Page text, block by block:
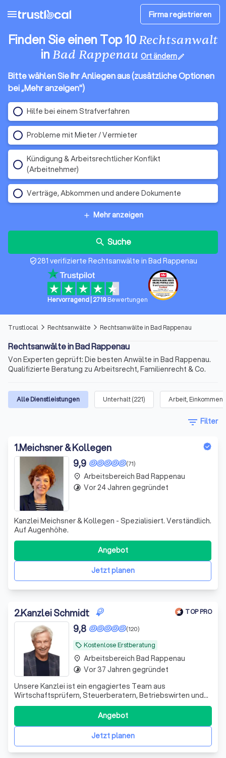
menu Firma registrieren
Finden Sie einen Top 10Rechtsanwalt
inBad Rappenau Ort ändernedit
Bitte wählen Sie Ihr Anliegen aus (zusätzliche Optionen
bei „Mehr anzeigen")
Hilfe bei einem Strafverfahren
Probleme mit Mieter / Vermieter
Kündigung & Arbeitsrechtlicher Konflikt
(Arbeitnehmer)
Verträge, Abkommen und andere Dokumente
add Mehr anzeigen
search Suche
verified_user281 verifizierte Rechtsanwälte in Bad Rappenau
Hervorragend 2719Bewertungen
Trustlocal arrow_forward_ios Rechtsanwälte arrow_forward_ios Rechtsanwälte in Bad Rappenau
Rechtsanwälte in Bad Rappenau
Von Experten geprüft: Die besten Anwälte in Bad Rappenau.
Qualifizierte Beratung zu Arbeitsrecht, Familienrecht & Co.
Alle Dienstleistungen Unterhalt(221) Arbeit, Einkommen
filter_list Filter
1.Meichsner & Kollegen
(71)
9,9
Kanzlei Meichsner & Kollegen - Spezialisiert. Verständlich.
Auf Augenhöhe.
Jetzt planen
Angebot
place Arbeitsbereich Bad Rappenau
timelapse Vor 24 Jahren gegründet
2.Kanzlei Schmidt TOP PRO
local_offer Kostenlose Erstberatung
(120)
9,8
Unsere Kanzlei ist ein engagiertes Team aus
Wirtschaftsprüfern, Steuerberatern, Betriebswirten und
Fachanwälten. Seit 1995 unterstützen wir unsere
Mandanten erfolgreich in schwierigen Finanzsituationen.
Wir sehen uns nicht nur als Ansprechpartner, sondern auch
als Ratgeber und Umsetzer von Lösungen.
Jetzt planen
Angebot
place Arbeitsbereich Bad Rappenau
timelapse Vor 37 Jahren gegründet